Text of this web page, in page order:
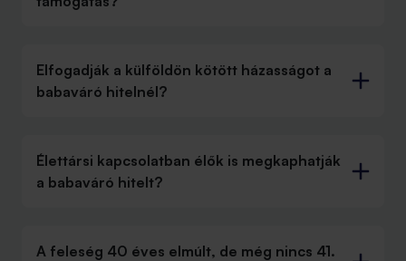
Elfogadják a külföldön kötött házasságot a
babaváró hitelnél?
Élettársi kapcsolatban élők is megkaphatják
a babaváró hitelt?
A feleség 40 éves elmúlt, de még nincs 41.